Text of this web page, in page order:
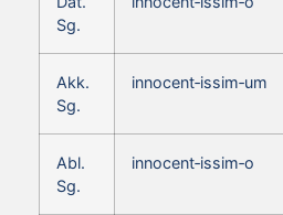
Sg.
Akk.
Sg.
innocent‑issim‑um
Abl.
Sg.
innocent‑issim‑o